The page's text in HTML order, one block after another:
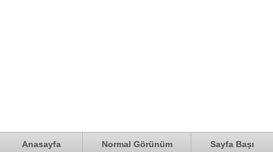
Anasayfa Normal Görünüm Sayfa Başı